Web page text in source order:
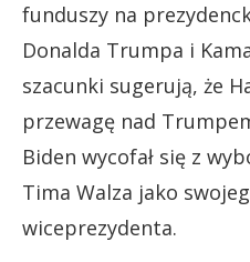
funduszy na
Donalda Trumpa i
szacunki sugerują, że
przewagę nad
Biden wycofał się z
Tima Walza jako
wiceprezydenta.